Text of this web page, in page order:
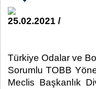
25.02.2021 /
Türkiye Odalar ve
Sorumlu TOBB
Meclis Başkanlık